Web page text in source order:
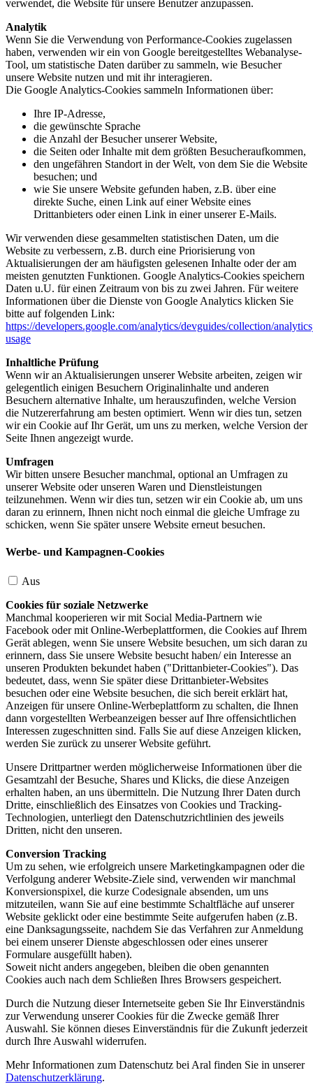
verwendet, die Website für unsere Benutzer anzupassen.
Analytik
Wenn Sie die Verwendung von Performance-Cookies zugelassen
haben, verwenden wir ein von Google bereitgestelltes Webanalyse-
Tool, um statistische Daten darüber zu sammeln, wie Besucher
unsere Website nutzen und mit ihr interagieren.
Die Google Analytics-Cookies sammeln Informationen über:
Ihre IP-Adresse,
die gewünschte Sprache
die Anzahl der Besucher unserer Website,
die Seiten oder Inhalte mit dem größten Besucheraufkommen,
den ungefähren Standort in der Welt, von dem Sie die Website
besuchen; und
wie Sie unsere Website gefunden haben, z.B. über eine
direkte Suche, einen Link auf einer Website eines
Drittanbieters oder einen Link in einer unserer E-Mails.
Wir verwenden diese gesammelten statistischen Daten, um die
Website zu verbessern, z.B. durch eine Priorisierung von
Aktualisierungen der am häufigsten gelesenen Inhalte oder der am
meisten genutzten Funktionen. Google Analytics-Cookies speichern
Daten u.U. für einen Zeitraum von bis zu zwei Jahren. Für weitere
Informationen über die Dienste von Google Analytics klicken Sie
bitte auf folgenden Link:
https://developers.google.com/analytics/devguides/collection/
usage
Inhaltliche Prüfung
Wenn wir an Aktualisierungen unserer Website arbeiten, zeigen wir
gelegentlich einigen Besuchern Originalinhalte und anderen
Besuchern alternative Inhalte, um herauszufinden, welche Version
die Nutzererfahrung am besten optimiert. Wenn wir dies tun, setzen
wir ein Cookie auf Ihr Gerät, um uns zu merken, welche Version der
Seite Ihnen angezeigt wurde.
Umfragen
Wir bitten unsere Besucher manchmal, optional an Umfragen zu
unserer Website oder unseren Waren und Dienstleistungen
teilzunehmen. Wenn wir dies tun, setzen wir ein Cookie ab, um uns
daran zu erinnern, Ihnen nicht noch einmal die gleiche Umfrage zu
schicken, wenn Sie später unsere Website erneut besuchen.
Werbe- und Kampagnen-Cookies
Aus
Cookies für soziale Netzwerke
Manchmal kooperieren wir mit Social Media-Partnern wie
Facebook oder mit Online-Werbeplattformen, die Cookies auf Ihrem
Gerät ablegen, wenn Sie unsere Website besuchen, um sich daran zu
erinnern, dass Sie unsere Website besucht haben/ ein Interesse an
unseren Produkten bekundet haben ("Drittanbieter-Cookies"). Das
bedeutet, dass, wenn Sie später diese Drittanbieter-Websites
besuchen oder eine Website besuchen, die sich bereit erklärt hat,
Anzeigen für unsere Online-Werbeplattform zu schalten, die Ihnen
dann vorgestellten Werbeanzeigen besser auf Ihre offensichtlichen
Interessen zugeschnitten sind. Falls Sie auf diese Anzeigen klicken,
werden Sie zurück zu unserer Website geführt.
Unsere Drittpartner werden möglicherweise Informationen über die
Gesamtzahl der Besuche, Shares und Klicks, die diese Anzeigen
erhalten haben, an uns übermitteln. Die Nutzung Ihrer Daten durch
Dritte, einschließlich des Einsatzes von Cookies und Tracking-
Technologien, unterliegt den Datenschutzrichtlinien des jeweils
Dritten, nicht den unseren.
Conversion Tracking
Um zu sehen, wie erfolgreich unsere Marketingkampagnen oder die
Verfolgung anderer Website-Ziele sind, verwenden wir manchmal
Konversionspixel, die kurze Codesignale absenden, um uns
mitzuteilen, wann Sie auf eine bestimmte Schaltfläche auf unserer
Website geklickt oder eine bestimmte Seite aufgerufen haben (z.B.
eine Danksagungsseite, nachdem Sie das Verfahren zur Anmeldung
bei einem unserer Dienste abgeschlossen oder eines unserer
Formulare ausgefüllt haben).
Soweit nicht anders angegeben, bleiben die oben genannten
Cookies auch nach dem Schließen Ihres Browsers gespeichert.
Durch die Nutzung dieser Internetseite geben Sie Ihr Einverständnis
zur Verwendung unserer Cookies für die Zwecke gemäß Ihrer
Auswahl. Sie können dieses Einverständnis für die Zukunft jederzeit
durch Ihre Auswahl widerrufen.
Mehr Informationen zum Datenschutz bei Aral finden Sie in unserer
Datenschutzerklärung.